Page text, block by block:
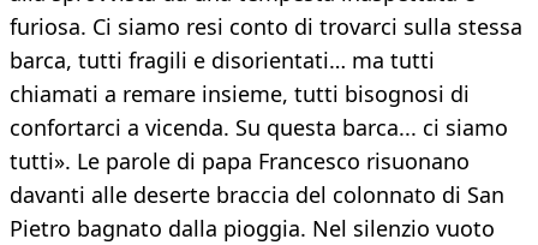
furiosa. Ci siamo resi conto di trovarci sulla stessa
barca, tutti fragili e disorientati… ma tutti
chiamati a remare insieme, tutti bisognosi di
confortarci a vicenda. Su questa barca... ci siamo
tutti». Le parole di papa Francesco risuonano
davanti alle deserte braccia del colonnato di San
Pietro bagnato dalla pioggia. Nel silenzio vuoto